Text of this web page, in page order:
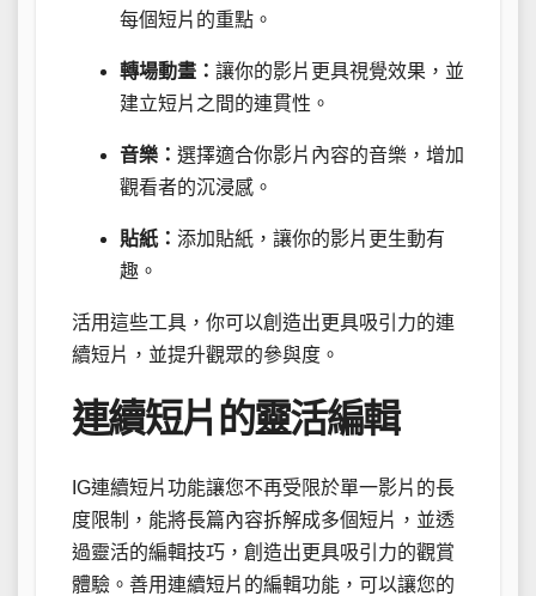
每個短片的重點。
轉場動畫： 讓你的影片更具視覺效果，並
建立短片之間的連貫性。
音樂： 選擇適合你影片內容的音樂，增加
觀看者的沉浸感。
貼紙： 添加貼紙，讓你的影片更生動有
趣。
活用這些工具，你可以創造出更具吸引力的連
續短片，並提升觀眾的參與度。
連續短片的靈活編輯
IG連續短片功能讓您不再受限於單一影片的長
度限制，能將長篇內容拆解成多個短片，並透
過靈活的編輯技巧，創造出更具吸引力的觀賞
體驗。善用連續短片的編輯功能，可以讓您的